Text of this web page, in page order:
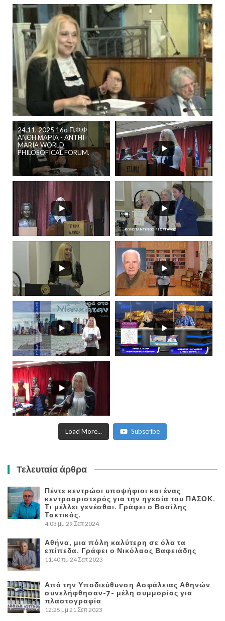
24.11. 2025 16o Π.Φ.Φ
ΑΝΘΗ ΜΑΡΙΑ - ANTHI
MARIA WORLD
PHILOSOFICAL FORUM.
Load More... Subscribe
Τελευταία άρθρα
Πέντε κεντρώοι υποψήφιοι και ένας
κεντροαριστερός για την ηγεσία του ΠΑΣΟΚ.
Τι μέλλει γενέσθαι. Γράφει ο Βασίλης
Τακτικός.
4:03 μμ 29 Σεπ 2024
Αθήνα, μια πόλη καλύτερη σε όλα τα
επίπεδα. Γράφει ο Νικόλαος Βαφειάδης
11:40 πμ 24 Σεπ 2023
Από την Υποδιεύθυνση Ασφάλειας Αθηνών
συνελήφθησαν-7- μέλη συμμορίας για
πλαστογραφία
12:25 μμ 21 Σεπ 2023